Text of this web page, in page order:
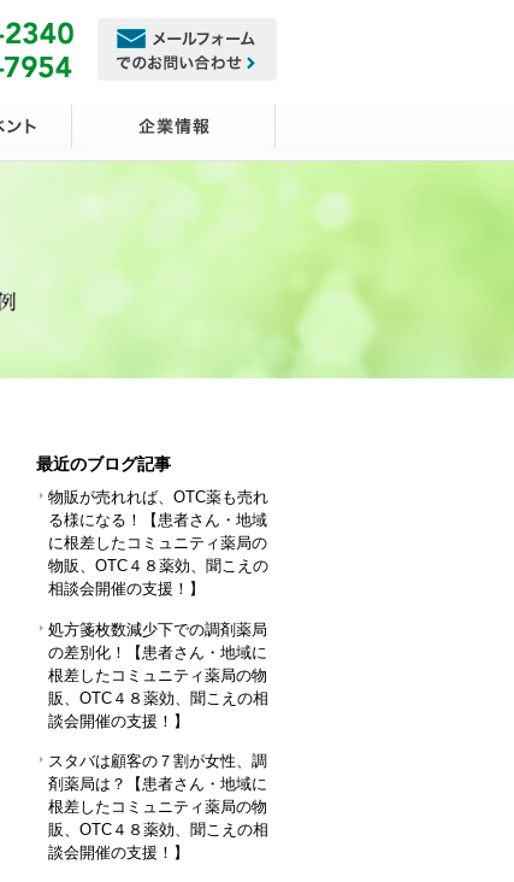
最近のブログ記事
物販が売れれば、OTC薬も売れ
る様になる！【患者さん・地域
に根差したコミュニティ薬局の
物販、OTC４８薬効、聞こえの
相談会開催の支援！】
処方箋枚数減少下での調剤薬局
の差別化！【患者さん・地域に
根差したコミュニティ薬局の物
販、OTC４８薬効、聞こえの相
談会開催の支援！】
スタバは顧客の７割が女性、調
剤薬局は？【患者さん・地域に
根差したコミュニティ薬局の物
販、OTC４８薬効、聞こえの相
談会開催の支援！】